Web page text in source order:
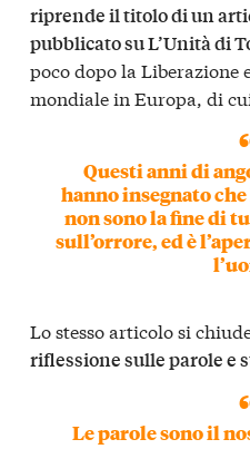
riprende il titolo di un
pubblicato su L’Unità di
poco dopo la Liberazione
mondiale in Europa, di
Questi anni di
hanno insegnato che
non sono la fine di
sull’orrore, ed è
Lo stesso articolo si
riflessione sulle parole e
Le parole sono il